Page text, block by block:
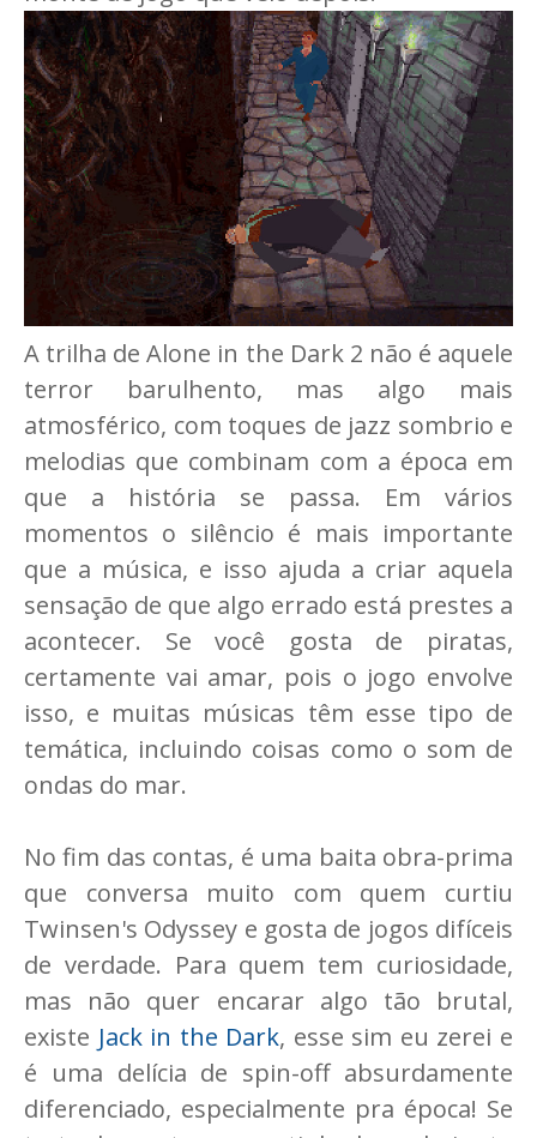
A trilha de Alone in the Dark 2 não é aquele
terror barulhento, mas algo mais
atmosférico, com toques de jazz sombrio e
melodias que combinam com a época em
que a história se passa. Em vários
momentos o silêncio é mais importante
que a música, e isso ajuda a criar aquela
sensação de que algo errado está prestes a
acontecer. Se você gosta de piratas,
certamente vai amar, pois o jogo envolve
isso, e muitas músicas têm esse tipo de
temática, incluindo coisas como o som de
ondas do mar.
No fim das contas, é uma baita obra-prima
que conversa muito com quem curtiu
Twinsen's Odyssey e gosta de jogos difíceis
de verdade. Para quem tem curiosidade,
mas não quer encarar algo tão brutal,
existe Jack in the Dark, esse sim eu zerei e
é uma delícia de spin-off absurdamente
diferenciado, especialmente pra época! Se